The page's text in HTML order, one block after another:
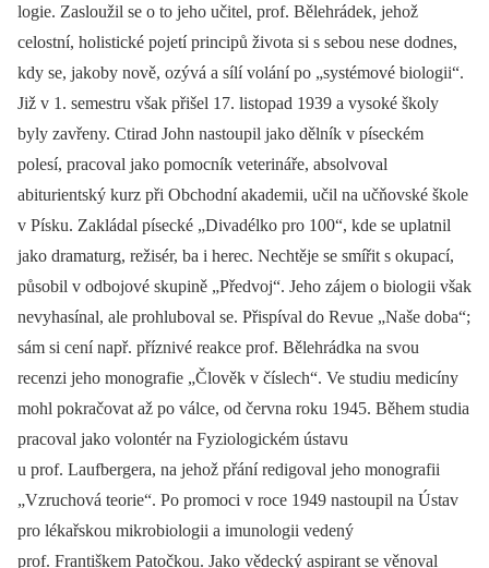
logie. Zasloužil se o to jeho učitel, prof. Bělehrádek, jehož
celostní, holistické pojetí principů života si s sebou nese dodnes,
kdy se, jakoby nově, ozývá a sílí volání po „systémové bio­logii“.
Již v 1. semestru však přišel 17. listopad 1939 a vysoké školy
byly zavřeny. Ctirad John nastoupil jako dělník v píseckém
polesí, pracoval jako pomocník veterináře, absolvoval
abiturientský kurz při Obchodní akademii, učil na učňovské škole
v Písku. Zakládal písecké „Divadélko pro 100“, kde se uplatnil
jako dramaturg, režisér, ba i herec. Nechtěje se smířit s okupací,
působil v odbojové skupině „Předvoj“. Jeho zájem o bio­logii však
nevyhasínal, ale prohluboval se. Přispíval do Revue „Naše doba“;
sám si cení např. příznivé reakce prof. Bělehrádka na svou
recenzi jeho monografie „Člověk v číslech“. Ve studiu medicíny
mohl pokračovat až po válce, od června roku 1945. Během studia
pracoval jako volontér na Fyziologickém ústavu
u prof. Laufbergera, na jehož přání redigoval jeho monografii
„Vzruchová teorie“. Po promoci v roce 1949 nastoupil na Ústav
pro lékařskou mikrobio­logii a imunologii vedený
prof. Františkem Patočkou. Jako vědecký aspirant se věnoval